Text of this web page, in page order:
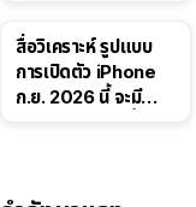
สื่อวิเคราะห์ รูปแบบ
การเปิดตัว iPhone
ก.ย. 2026 นี้ จะมี